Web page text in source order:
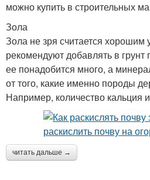
можно купить в строительных
Зола
Зола не зря считается хорошим
рекомендуют добавлять в грунт
ее понадобится много, а
от того, какие именно породы
Например, количество кальция
читать дальше →